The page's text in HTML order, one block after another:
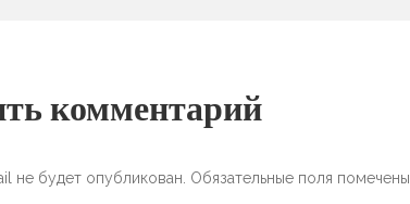
комментарий
не будет опубликован. Обязательные поля помечены